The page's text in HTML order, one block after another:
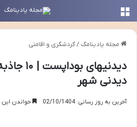
مجله پادینامگ /گردشگری و اقامتی
دیدنیهای
دیدنی شهر
آخرین به روز رسانی: 02/10/1404 خواندن این مطلب 17